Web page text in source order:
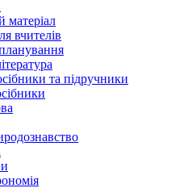
матеріал
вчителів
та підручники